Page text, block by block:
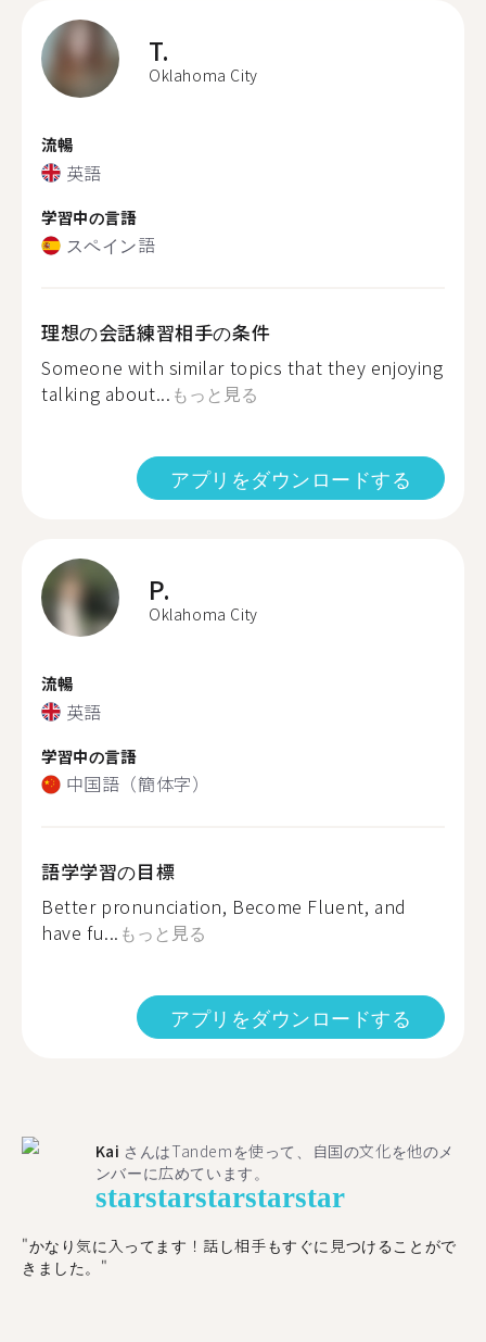
T.
Oklahoma City
流暢
英語
学習中の言語
スペイン語
理想の会話練習相手の条件
Someone with similar topics that they enjoying
talking about... もっと見る
アプリをダウンロードする
P.
Oklahoma City
流暢
英語
学習中の言語
中国語（簡体字）
語学学習の目標
Better pronunciation, Become Fluent, and
have fu... もっと見る
アプリをダウンロードする
Kai さんはTandemを使って、自国の文化を他のメ
ンバーに広めています。
starstarstarstarstar
"かなり気に入ってます！話し相手もすぐに見つけることがで
きました。"